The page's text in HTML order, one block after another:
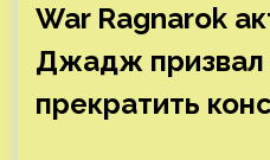
War Ragnarok
Джадж призвал
прекратить